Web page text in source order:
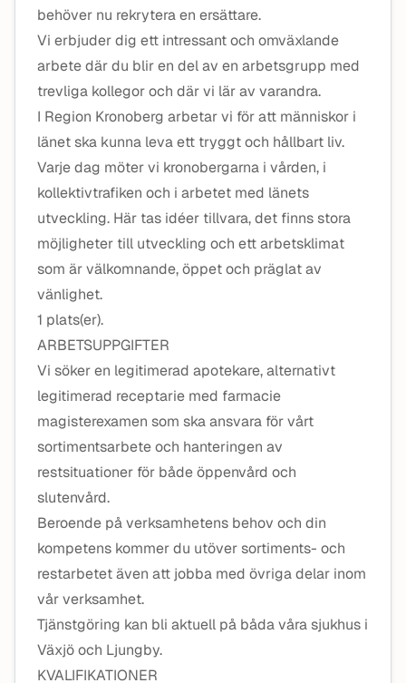
behöver nu rekrytera en ersättare.
Vi erbjuder dig ett intressant och omväxlande
arbete där du blir en del av en arbetsgrupp med
trevliga kollegor och där vi lär av varandra.
I Region Kronoberg arbetar vi för att människor i
länet ska kunna leva ett tryggt och hållbart liv.
Varje dag möter vi kronobergarna i vården, i
kollektivtrafiken och i arbetet med länets
utveckling. Här tas idéer tillvara, det finns stora
möjligheter till utveckling och ett arbetsklimat
som är välkomnande, öppet och präglat av
vänlighet.
1 plats(er).
ARBETSUPPGIFTER
Vi söker en legitimerad apotekare, alternativt
legitimerad receptarie med farmacie
magisterexamen som ska ansvara för vårt
sortimentsarbete och hanteringen av
restsituationer för både öppenvård och
slutenvård.
Beroende på verksamhetens behov och din
kompetens kommer du utöver sortiments- och
restarbetet även att jobba med övriga delar inom
vår verksamhet.
Tjänstgöring kan bli aktuell på båda våra sjukhus i
Växjö och Ljungby.
KVALIFIKATIONER